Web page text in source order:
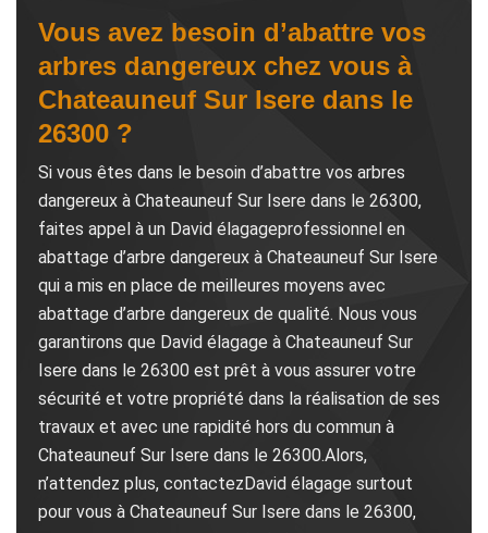
Vous avez besoin d’abattre vos
arbres dangereux chez vous à
Chateauneuf Sur Isere dans le
26300 ?
Si vous êtes dans le besoin d’abattre vos arbres
dangereux à Chateauneuf Sur Isere dans le 26300,
faites appel à un David élagageprofessionnel en
abattage d’arbre dangereux à Chateauneuf Sur Isere
qui a mis en place de meilleures moyens avec
abattage d’arbre dangereux de qualité. Nous vous
garantirons que David élagage à Chateauneuf Sur
Isere dans le 26300 est prêt à vous assurer votre
sécurité et votre propriété dans la réalisation de ses
travaux et avec une rapidité hors du commun à
Chateauneuf Sur Isere dans le 26300.Alors,
n’attendez plus, contactezDavid élagage surtout
pour vous à Chateauneuf Sur Isere dans le 26300,